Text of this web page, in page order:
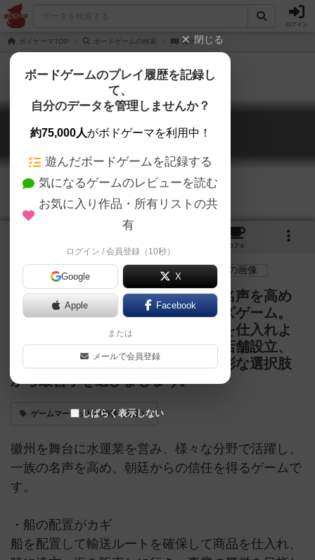
ログイン
ボドゲーマTOP ボードゲームの検索 徽州
徽州
Kishu
カフェ
徽州を舞台に水運業を営み一族の名声を高め
る、要素盛りだくさんのゲーマーズゲーム。
船をうまく配置し、効率的に商品を仕入れよ
う！船は塩の販売にも使います。店舗設立、
塩の販売、寄付、商取引など、多彩な選択肢
から最善手を選びましょう。
ゲームマーケット2019春（東京）
徽州を舞台に水運業を営み、様々な分野で活躍し、
一族の名声を高め、朝廷からの信任を得るゲームで
す。
・船の配置がカギ
船を配置して輸送ルートを確保して商品を仕入れ、
閉じる
ボードゲームのプレイ履歴を記録し
て、
自分のデータを管理しませんか？
約75,000人がボドゲーマを利用中！
遊んだボードゲームを記録する
気になるゲームのレビューを読む
お気に入り作品・所有リストの共
有
ログイン / 会員登録（10秒）
Google X
Apple Facebook
または
メールで会員登録
しばらく表示しない